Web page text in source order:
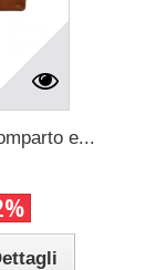
e...